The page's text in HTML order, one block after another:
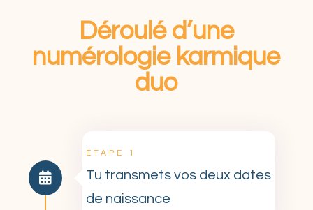
Déroulé d’une
numérologie karmique
duo

ÉTAPE 1
Tu transmets vos deux dates
de naissance